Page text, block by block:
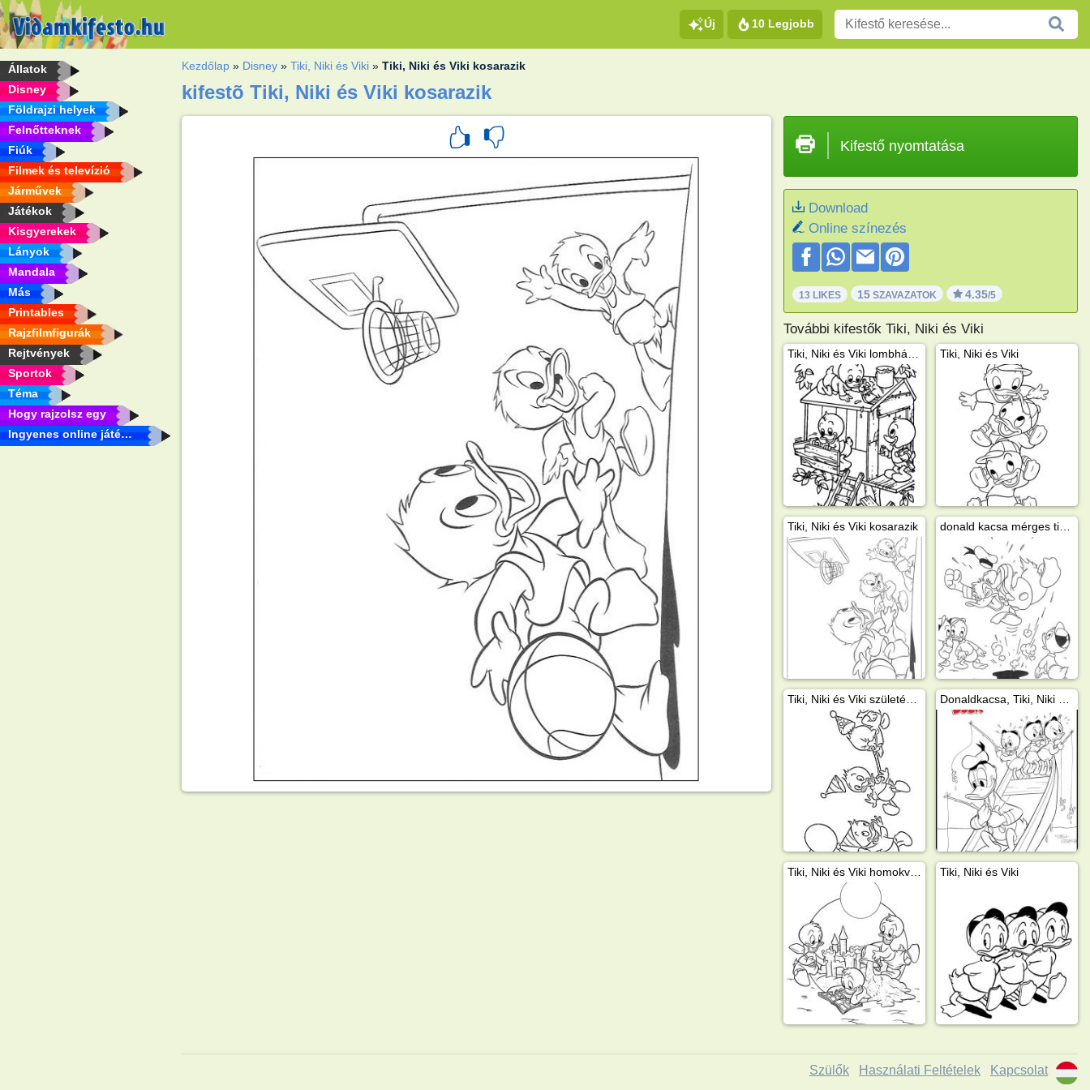
Új 10 Legjobb
Állatok
Disney
Földrajzi helyek
Felnőtteknek
Fiúk
Filmek és televízió
Járművek
Játékok
Kisgyerekek
Lányok
Mandala
Más
Printables
Rajzfilmfigurák
Rejtvények
Sportok
Téma
Hogy rajzolsz egy
Ingyenes online játékok
Kezdőlap » Disney »Tiki, Niki és Viki »Tiki, Niki és Viki kosarazik
kifestõ Tiki, Niki és Viki kosarazik
Kifestő nyomtatása
Download
Online színezés
13 LIKES 15SZAVAZATOK 4.35/5
További kifestők Tiki, Niki és Viki
Tiki, Niki és Viki
Tiki, Niki és Viki kosarazik donald kacsa mérges tiki, niki és vikire
Tiki, Niki és Viki születésnapos
Tiki, Niki és Viki homokvárat épít Tiki, Niki és Viki
Szülők Használati Feltételek Kapcsolat